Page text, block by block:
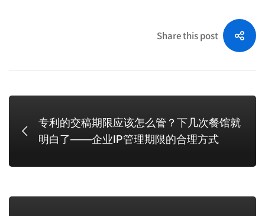
Share this post
专利的交稿期限应该怎么管？下几次餐馆就
明白了——企业IP管理期限的合理方式